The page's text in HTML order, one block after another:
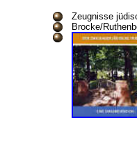
Zeugnisse
Brocke/